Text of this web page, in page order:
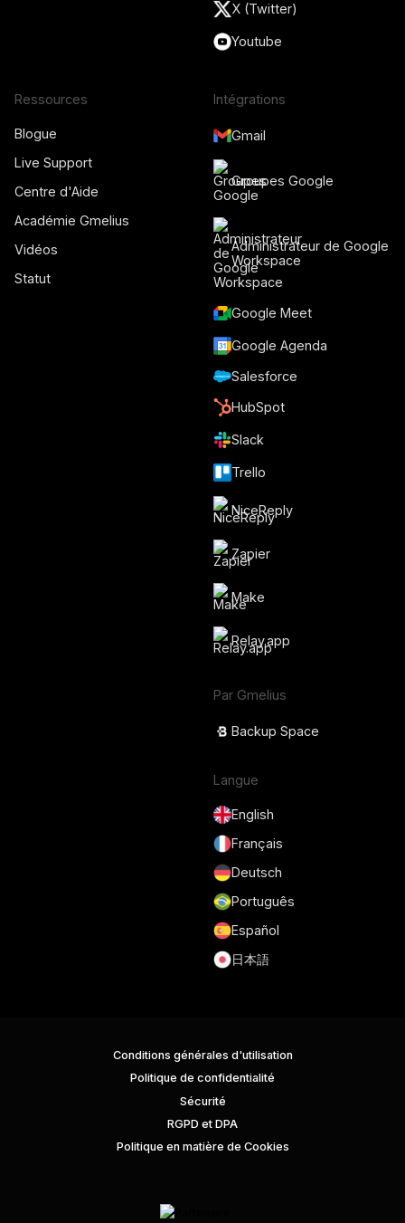
X (Twitter)
Youtube
Ressources
Blogue
Live Support
Centre d'Aide
Académie Gmelius
Vidéos
Statut
Intégrations
Gmail
Groupes Google
Administrateur de Google
Workspace
Google Meet
Google Agenda
Salesforce
HubSpot
Slack
Trello
NiceReply
Zapier
Make
Relay.app
Par Gmelius
Backup Space
Langue
English
Français
Deutsch
Português
Español
日本語
Conditions générales d'utilisation
Politique de confidentialité
Sécurité
RGPD et DPA
Politique en matière de Cookies